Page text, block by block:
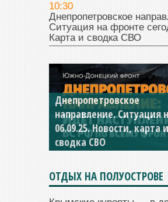
10:30
Днепропетровское
Ситуация на фронте
Карта и сводка СВО
Днепропетровское
направление. Ситуация
06.09.25. Новости, карта и
сводка СВО
Константиновское
направление. Ситуация
04.09.25 Новости, карта и
сводка СВО
ОТДЫХ НА ПОЛУОСТРОВЕ